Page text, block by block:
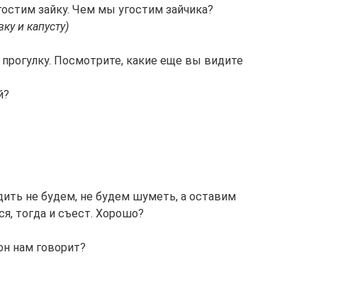
зайку. Чем мы угостим зайчика?
и капусту)
Посмотрите, какие еще вы видите
не будем, не будем шуметь, а оставим
тогда и съест. Хорошо?
нам говорит?